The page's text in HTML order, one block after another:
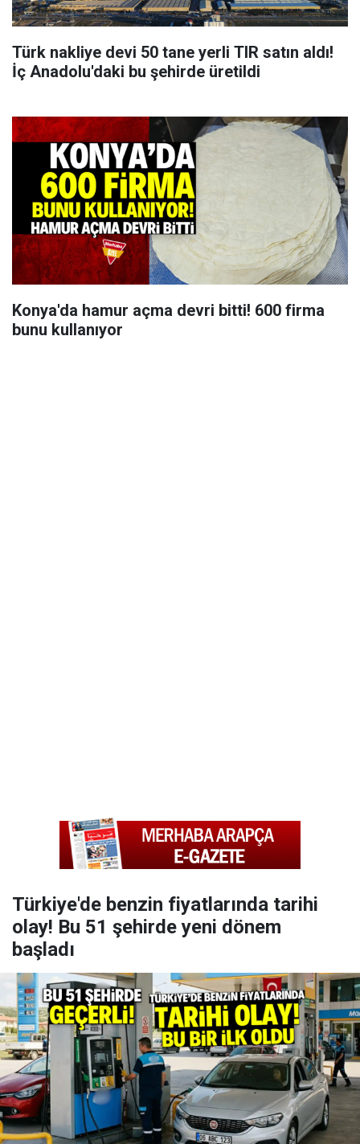
Türk nakliye devi 50 tane yerli TIR satın aldı!
İç Anadolu'daki bu şehirde üretildi
Konya'da hamur açma devri bitti! 600 firma
bunu kullanıyor
Türkiye'de benzin fiyatlarında tarihi
olay! Bu 51 şehirde yeni dönem
başladı